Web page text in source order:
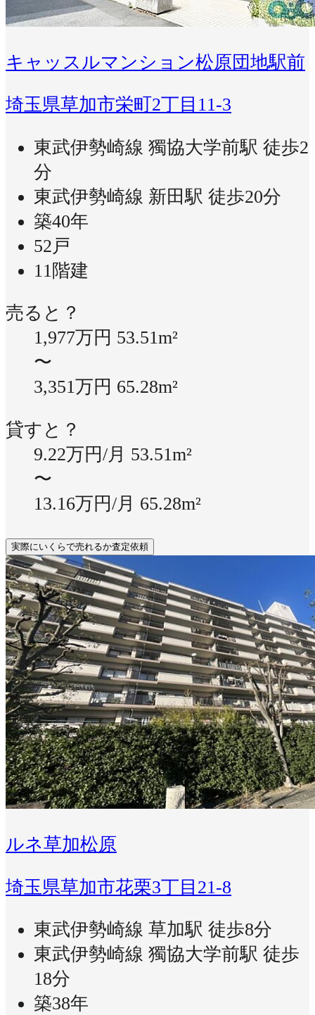
キャッスルマンション松原団地駅前
埼玉県草加市栄町2丁目11-3
東武伊勢崎線 獨協大学前駅 徒歩2
分
東武伊勢崎線 新田駅 徒歩20分
築40年
52戸
11階建
売ると？
1,977万円 53.51m²
〜
3,351万円 65.28m²
貸すと？
9.22万円/月 53.51m²
〜
13.16万円/月 65.28m²
実際にいくらで売れるか査定依頼
ルネ草加松原
埼玉県草加市花栗3丁目21-8
東武伊勢崎線 草加駅 徒歩8分
東武伊勢崎線 獨協大学前駅 徒歩
18分
築38年